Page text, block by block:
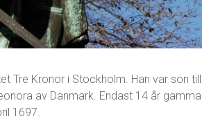
Tre Kronor i Stockholm. Han var son
av Danmark. Endast 14 år
1697.